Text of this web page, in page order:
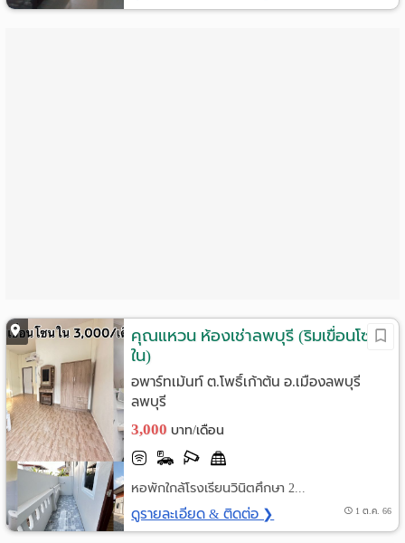
:
English
คุณแหวน ห้องเช่าลพบุรี (ริมเขื่อนโซน
ใน)
อพาร์ทเม้นท์ ต.โพธิ์เก้าต้น อ.เมืองลพบุรี
ลพบุรี
3,000 บาท/เดือน
หอพักใกล้โรงเรียนวินิตศึกษา 2...
ดูรายละเอียด & ติดต่อ ❯ 1 ต.ค. 66